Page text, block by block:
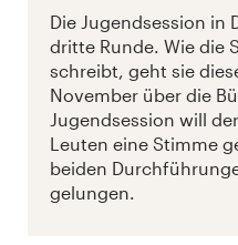
Die Jugendsession in
dritte Runde. Wie die
schreibt, geht sie
November über die
Jugendsession will
Leuten eine Stimme
beiden
gelungen.